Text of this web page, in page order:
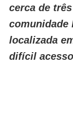
cerca de
comunidade
localizada
difícil